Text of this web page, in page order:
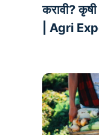
करावी? कृषी
| Agri